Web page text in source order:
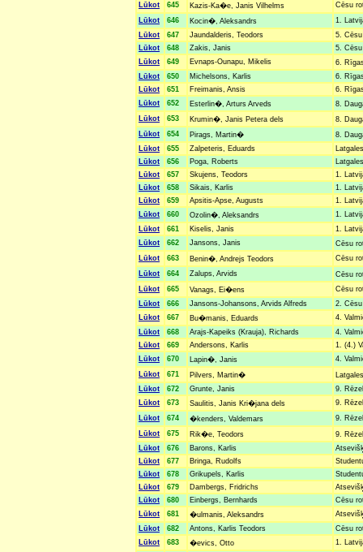
Lūkot
645 Kazis-Ka�e, Janis Vilhelms
Cēsu
Lūkot
646 Kocin�, Aleksandrs
1.
Lūkot
647 Jaundalderis, Teodors
5.
Lūkot
648 Zakis, Janis
5.
Lūkot
649 Evnaps-Ounapu, Mikelis
6.
Lūkot
650 Michelsons, Karlis
6.
Lūkot
651 Freimanis, Ansis
6.
Lūkot
652 Esterlin�, Arturs Arveds
8.
Lūkot
653 Krumin�, Janis Petera dels
8.
Lūkot
654 Pirags, Martin�
8.
Lūkot
655 Zalpeteris, Eduards
Lūkot
656 Poga, Roberts
Lūkot
657 Skujens, Teodors
1.
Lūkot
658 Sikais, Karlis
1.
Lūkot
659 Apsitis-Apse, Augusts
1.
Lūkot
660 Ozolin�, Aleksandrs
1.
Lūkot
661 Kiselis, Janis
1.
Lūkot
662 Jansons, Janis
Cēsu
Lūkot
663 Benin�, Andrejs Teodors
Cēsu
Lūkot
664 Zalups, Arvids
Cēsu
Lūkot
665 Vanags, Ei�ens
Cēsu
Lūkot
666 Jansons-Johansons, Arvids Alfreds
2.
Lūkot
667 Bu�manis, Eduards
4.
Lūkot
668 Arajs-Kapeiks (Krauja), Richards
4.
Lūkot
669 Andersons, Karlis
1. (4.)
Lūkot
670 Lapin�, Janis
4.
Lūkot
671 Pilvers, Martin�
Lūkot
672 Grunte, Janis
9.
Lūkot
673 Saulitis, Janis Kri�jana dels
9.
Lūkot
674 �kenders, Valdemars
9.
Lūkot
675 Rik�e, Teodors
9.
Lūkot
676 Barons, Karlis
Lūkot
677 Bringa, Rudolfs
Lūkot
678 Grikupels, Karlis
Lūkot
679 Dambergs, Fridrichs
Lūkot
680 Einbergs, Bernhards
Cēsu
Lūkot
681 �ulmanis, Aleksandrs
Lūkot
682 Antons, Karlis Teodors
Cēsu
Lūkot
683 �evics, Otto
1.